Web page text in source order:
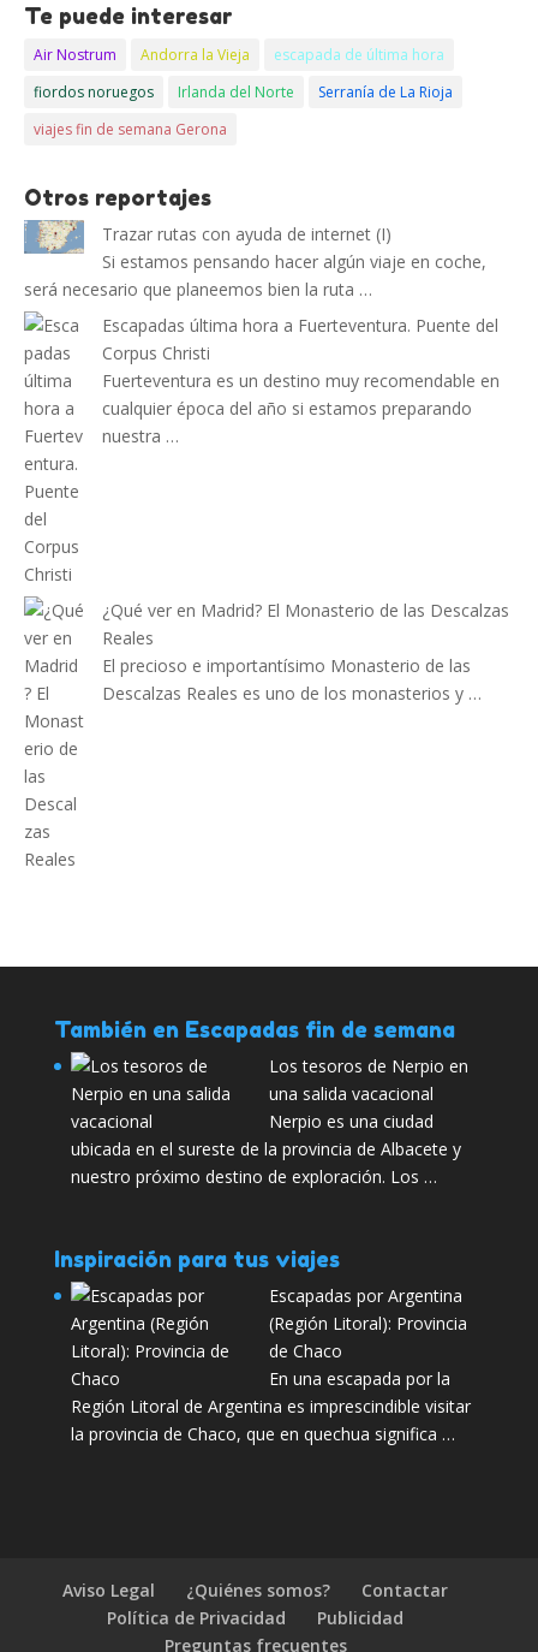
Te puede interesar
Air Nostrum Andorra la Vieja
escapada de última hora
fiordos noruegos
Irlanda del Norte
Serranía de La Rioja
viajes fin de semana Gerona
Otros reportajes
Trazar rutas con ayuda de internet (I)
Si estamos pensando hacer algún viaje en coche,
será necesario que planeemos bien la ruta …
Escapadas última hora a Fuerteventura. Puente del
Corpus Christi
Fuerteventura es un destino muy recomendable en
cualquier época del año si estamos preparando
nuestra …
¿Qué ver en Madrid? El Monasterio de las Descalzas
Reales
El precioso e importantísimo Monasterio de las
Descalzas Reales es uno de los monasterios y …
También en Escapadas fin de semana
Los tesoros de Nerpio en
una salida vacacional
Nerpio es una ciudad
ubicada en el sureste de la provincia de Albacete y
nuestro próximo destino de exploración. Los …
Inspiración para tus viajes
Escapadas por Argentina
(Región Litoral): Provincia
de Chaco
En una escapada por la
Región Litoral de Argentina es imprescindible visitar
la provincia de Chaco, que en quechua significa …
Aviso Legal ¿Quiénes somos?
Contactar
Política de Privacidad
Publicidad
Preguntas frecuentes